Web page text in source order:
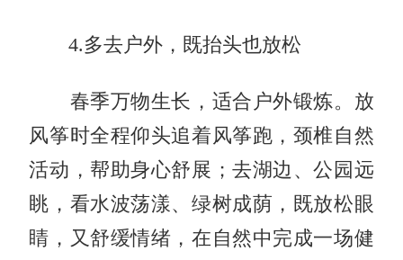
4.多去户外，既抬头也放松
春季万物生长，适合户外锻炼。放
风筝时全程仰头追着风筝跑，颈椎自然
活动，帮助身心舒展；去湖边、公园远
眺，看水波荡漾、绿树成荫，既放松眼
睛，又舒缓情绪，在自然中完成一场健